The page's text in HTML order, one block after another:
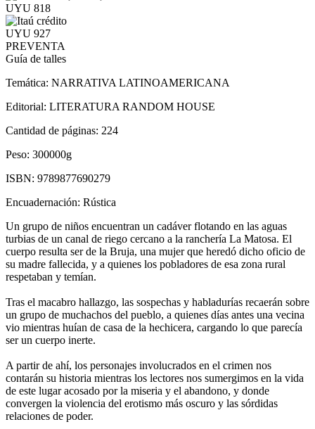
UYU 818
UYU 927
PREVENTA
Guía de talles
Temática: NARRATIVA LATINOAMERICANA
Editorial: LITERATURA RANDOM HOUSE
Cantidad de páginas: 224
Peso: 300000g
ISBN: 9789877690279
Encuadernación: Rústica
Un grupo de niños encuentran un cadáver flotando en las aguas
turbias de un canal de riego cercano a la ranchería La Matosa. El
cuerpo resulta ser de la Bruja, una mujer que heredó dicho oficio de
su madre fallecida, y a quienes los pobladores de esa zona rural
respetaban y temían.
Tras el macabro hallazgo, las sospechas y habladurías recaerán sobre
un grupo de muchachos del pueblo, a quienes días antes una vecina
vio mientras huían de casa de la hechicera, cargando lo que parecía
ser un cuerpo inerte.
A partir de ahí, los personajes involucrados en el crimen nos
contarán su historia mientras los lectores nos sumergimos en la vida
de este lugar acosado por la miseria y el abandono, y donde
convergen la violencia del erotismo más oscuro y las sórdidas
relaciones de poder.